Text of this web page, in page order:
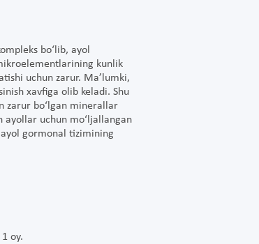
bo‘lib, ayol
kunlik
uchun zarur. Ma’lumki,
xavfiga olib keladi. Shu
zarur bo‘lgan minerallar
ayollar uchun mo‘ljallangan
gormonal tizimining
oy.